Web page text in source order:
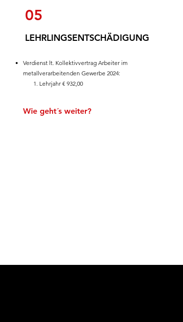
05
LEHRLINGSENTSCHÄDIGUNG
Verdienst lt. Kollektivvertrag Arbeiter im
metallverarbeitenden Gewerbe 2024:
1. Lehrjahr € 932,00
Wie geht´s weiter?